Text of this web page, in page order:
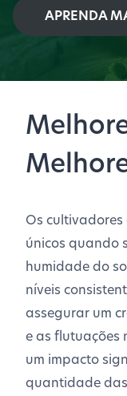
APRENDA
Os
únicos quando
humidade do
níveis
assegurar um
e as flutuações
um impacto
quantidade